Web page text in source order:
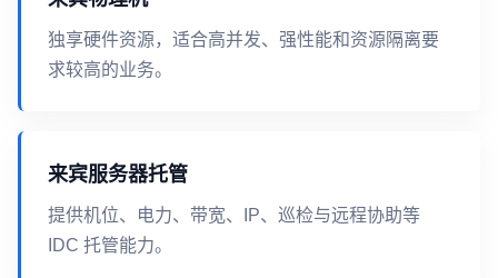
独享硬件资源，适合高并发、强性能和资源隔离要
求较高的业务。
来宾服务器托管
提供机位、电力、带宽、IP、巡检与远程协助等
IDC 托管能力。